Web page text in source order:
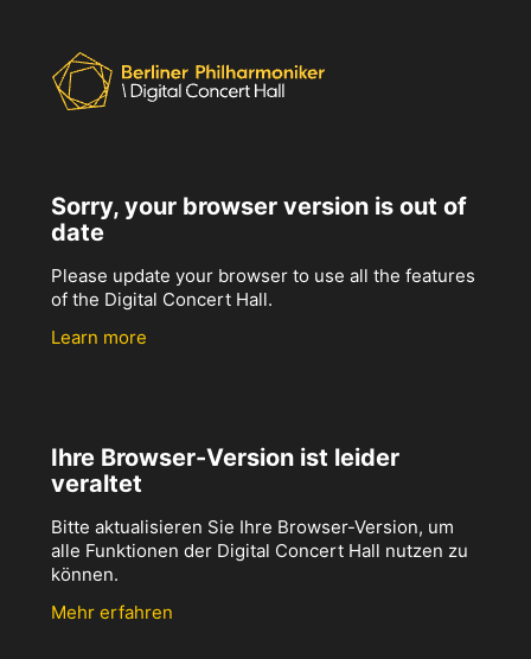
Sorry, your browser version is out of
date
Please update your browser to use all the features
of the Digital Concert Hall.
Learn more
Ihre Browser-Version ist leider
veraltet
Bitte aktualisieren Sie Ihre Browser-Version, um
alle Funktionen der Digital Concert Hall nutzen zu
können.
Mehr erfahren